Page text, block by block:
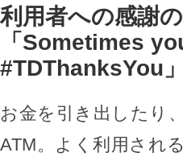
利用者への感謝
「Sometimes
#TDThanksYou」
お金を引き出したり
ATM。よく利用され